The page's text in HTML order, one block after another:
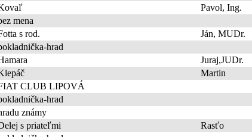
Pavol, Ing.
mena
s rod. Ján, MUDr.
hrad
Juraj,JUDr.
Martin
CLUB LIPOVÁ
hrad
známy
s priateľmi Rasťo